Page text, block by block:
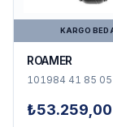
KARGO
ROAMER
101984 41 85 05
₺53.259,00